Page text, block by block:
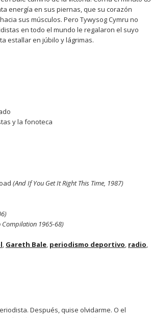
energía en sus piernas, que su corazón
sus músculos. Pero Tywysog Cymru no
en todo el mundo le regalaron el suyo
estallar en júbilo y lágrimas.
y la fonoteca
(And If You Get It Right This Time, 1987)
Compilation 1965-68)
, Gareth Bale, periodismo deportivo, radio,
Después, quise olvidarme. O el